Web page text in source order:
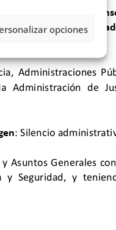
opciones